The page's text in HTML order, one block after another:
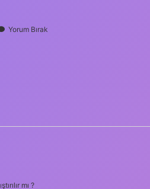
Yorum Bırak
mı ?